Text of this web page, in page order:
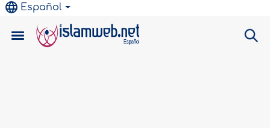
Español